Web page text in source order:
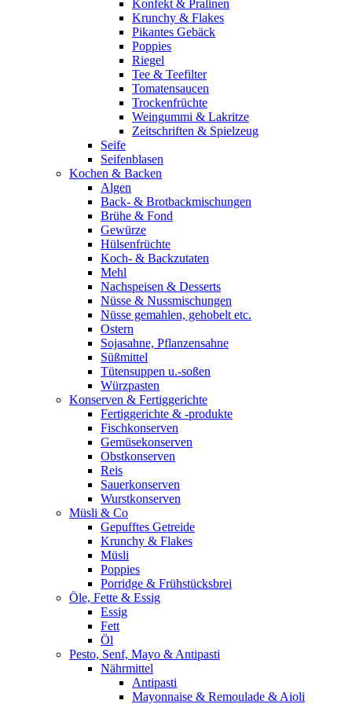
Konfekt & Pralinen
Krunchy & Flakes
Pikantes Gebäck
Poppies
Riegel
Tee & Teefilter
Tomatensaucen
Trockenfrüchte
Weingummi & Lakritze
Zeitschriften & Spielzeug
Seife
Seifenblasen
Kochen & Backen
Algen
Back- & Brotbackmischungen
Brühe & Fond
Gewürze
Hülsenfrüchte
Koch- & Backzutaten
Mehl
Nachspeisen & Desserts
Nüsse & Nussmischungen
Nüsse gemahlen, gehobelt etc.
Ostern
Sojasahne, Pflanzensahne
Süßmittel
Tütensuppen u.-soßen
Würzpasten
Konserven & Fertiggerichte
Fertiggerichte & -produkte
Fischkonserven
Gemüsekonserven
Obstkonserven
Reis
Sauerkonserven
Wurstkonserven
Müsli & Co
Gepufftes Getreide
Krunchy & Flakes
Müsli
Poppies
Porridge & Frühstücksbrei
Öle, Fette & Essig
Essig
Fett
Öl
Pesto, Senf, Mayo & Antipasti
Nährmittel
Antipasti
Mayonnaise & Remoulade & Aioli